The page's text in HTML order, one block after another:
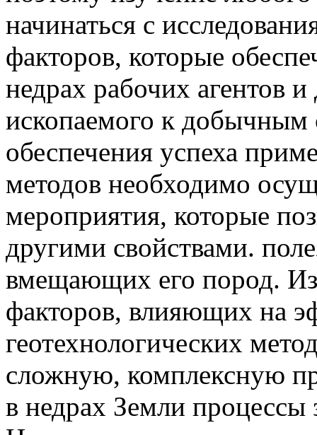
начинаться с
факторов, которые
недрах рабочих агентов
ископаемого к добычным
обеспечения успеха
методов необходимо
мероприятия, которые
другими свойствами.
вмещающих его пород.
факторов, влияющих на
геотехнологических
сложную, комплексную
в недрах Земли процессы